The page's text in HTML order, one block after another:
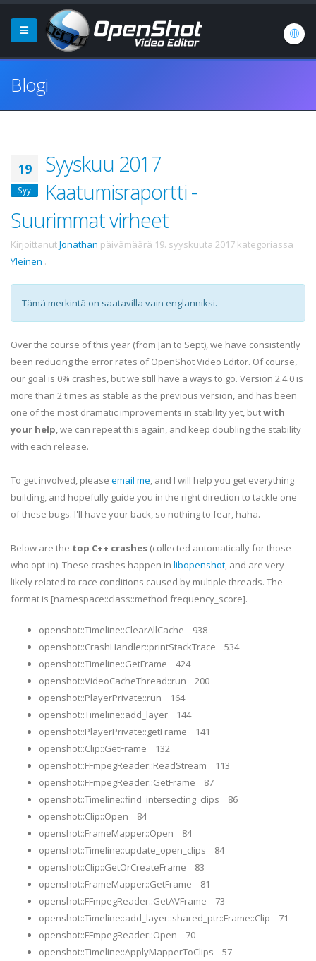
Blogi
19
Syy
Syyskuu 2017
Kaatumisraportti -
Suurimmat virheet
KirjoittanutJonathan päivämäärä 19. syyskuuta 2017 kategoriassa
Yleinen .
Tämä merkintä on saatavilla vain englanniksi.
Over the course of this year (from Jan to Sept), we have consistently
been reducing the error rates of OpenShot Video Editor. Of course,
our goal is 0% crashes, but we still have a ways to go. Version 2.4.0 is
more than 2 times as stable as the previous version, and has been
one of the most dramatic improvements in stability yet, butwith
your help, we can repeat this again, and keep doubling the stability
with each release.
To get involved, please email me, and I will help you get everything
building, and hopefully guide you in the right direction to tackle one
of these bugs. I'll have your back, so nothing to fear, haha.
Below are the top C++ crashes (collected automatically for those
who opt-in). These crashes happen in libopenshot, and are very
likely related to race conditions caused by multiple threads. The
format is [namespace::class::method frequency_score].
openshot::Timeline::ClearAllCache 938
openshot::CrashHandler::printStackTrace 534
openshot::Timeline::GetFrame 424
openshot::VideoCacheThread::run 200
openshot::PlayerPrivate::run 164
openshot::Timeline::add_layer 144
openshot::PlayerPrivate::getFrame 141
openshot::Clip::GetFrame 132
openshot::FFmpegReader::ReadStream 113
openshot::FFmpegReader::GetFrame 87
openshot::Timeline::find_intersecting_clips 86
openshot::Clip::Open 84
openshot::FrameMapper::Open 84
openshot::Timeline::update_open_clips 84
openshot::Clip::GetOrCreateFrame 83
openshot::FrameMapper::GetFrame 81
openshot::FFmpegReader::GetAVFrame 73
openshot::Timeline::add_layer::shared_ptr::Frame::Clip 71
openshot::FFmpegReader::Open 70
openshot::Timeline::ApplyMapperToClips 57